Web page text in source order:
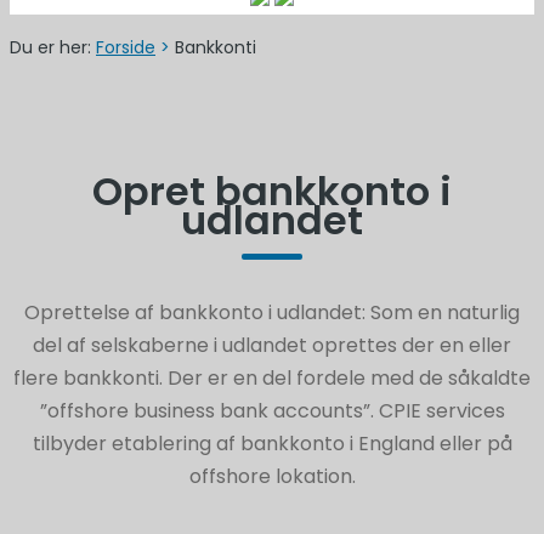
Du er her: Forside > Bankkonti
Opret bankkonto i
udlandet
Oprettelse af bankkonto i udlandet: Som en naturlig
del af selskaberne i udlandet oprettes der en eller
flere bankkonti. Der er en del fordele med de såkaldte
”offshore business bank accounts”. CPIE services
tilbyder etablering af bankkonto i England eller på
offshore lokation.